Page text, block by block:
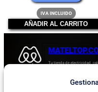
era:
precio
es:
IVA INCLUIDO
AÑADIR AL CARRITO
Tu tienda de electricidad,